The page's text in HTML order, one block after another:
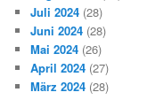
Juli 2024 (28)
Juni 2024 (28)
Mai 2024 (26)
April 2024 (27)
März 2024 (28)